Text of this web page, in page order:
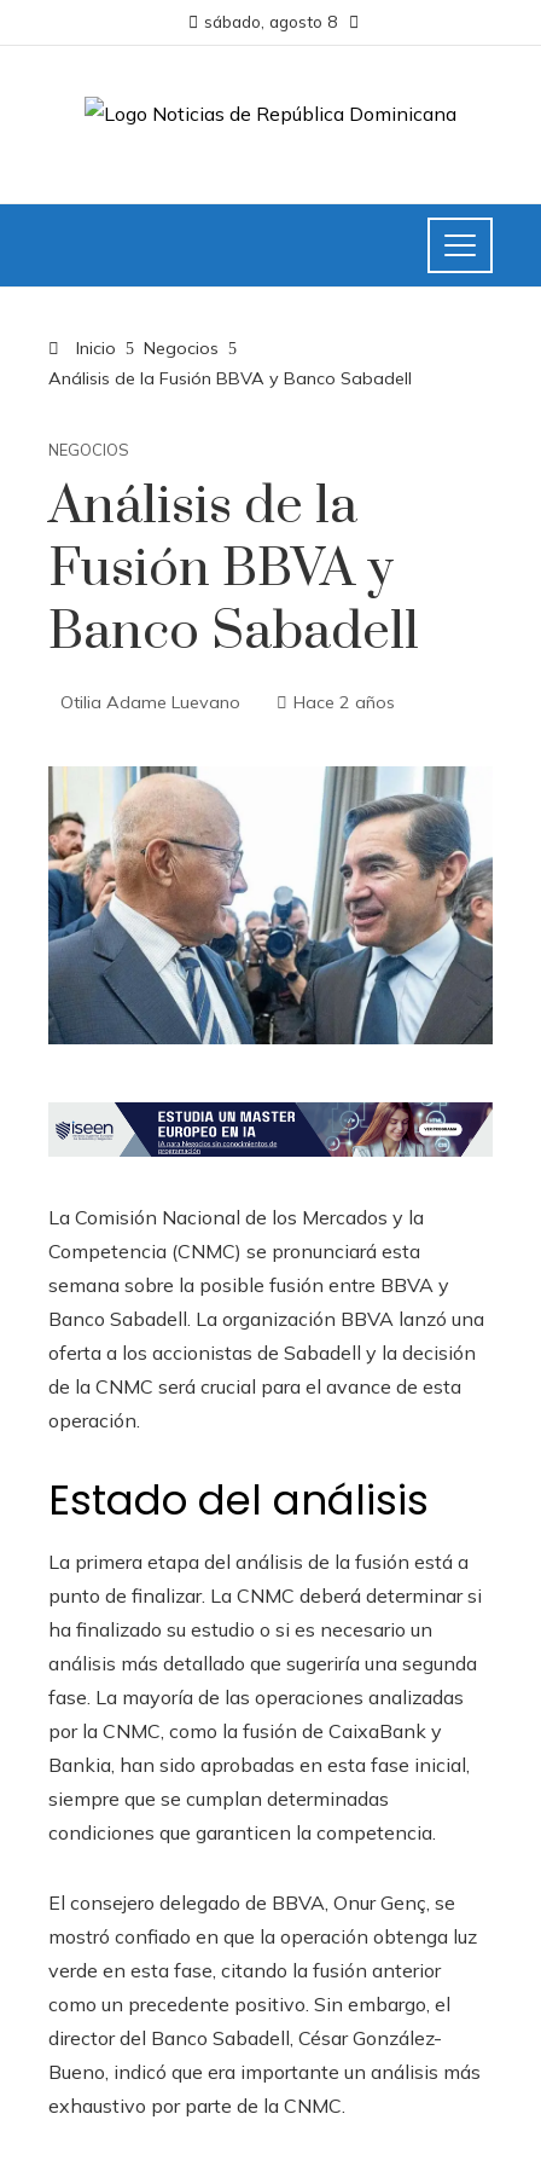
sábado, agosto 8
Inicio
Negocios
Análisis de la Fusión BBVA y Banco Sabadell
NEGOCIOS
Análisis de la
Fusión BBVA y
Banco Sabadell
Otilia Adame Luevano Hace 2 años
La Comisión Nacional de los Mercados y la
Competencia (CNMC) se pronunciará esta
semana sobre la posible fusión entre BBVA y
Banco Sabadell. La organización BBVA lanzó una
oferta a los accionistas de Sabadell y la decisión
de la CNMC será crucial para el avance de esta
operación.
Estado del análisis
La primera etapa del análisis de la fusión está a
punto de finalizar. La CNMC deberá determinar si
ha finalizado su estudio o si es necesario un
análisis más detallado que sugeriría una segunda
fase. La mayoría de las operaciones analizadas
por la CNMC, como la fusión de CaixaBank y
Bankia, han sido aprobadas en esta fase inicial,
siempre que se cumplan determinadas
condiciones que garanticen la competencia.
El consejero delegado de BBVA, Onur Genç, se
mostró confiado en que la operación obtenga luz
verde en esta fase, citando la fusión anterior
como un precedente positivo. Sin embargo, el
director del Banco Sabadell, César González-
Bueno, indicó que era importante un análisis más
exhaustivo por parte de la CNMC.